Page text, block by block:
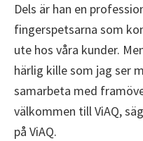
Dels är han en
fingerspetsarna som
ute hos våra kunder.
härlig kille som jag ser
samarbeta med
välkommen till ViAQ,
på ViAQ.